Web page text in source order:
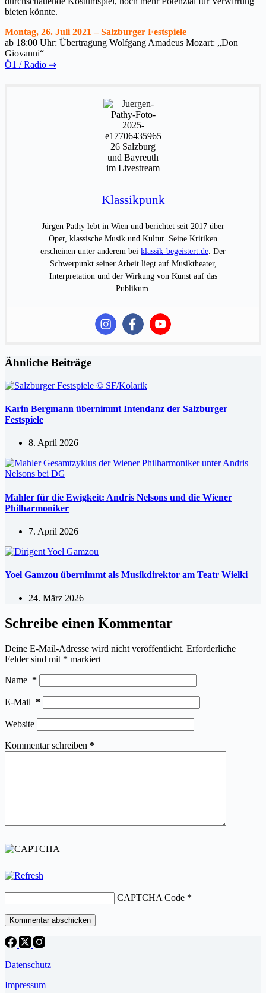
bieten könnte.
Montag, 26. Juli 2021 – Salzburger Festspiele
ab 18:00 Uhr: Übertragung Wolfgang Amadeus Mozart: „Don
Giovanni“
Ö1 / Radio ⇒
Klassikpunk
Jürgen Pathy lebt in Wien und berichtet seit 2017 über
Oper, klassische Musik und Kultur. Seine Kritiken
erscheinen unter anderem bei klassik-begeistert.de. Der
Schwerpunkt seiner Arbeit liegt auf Musiktheater,
Interpretation und der Wirkung von Kunst auf das
Publikum.
Ähnliche Beiträge
Karin Bergmann übernimmt Intendanz der Salzburger
Festspiele
8. April 2026
Mahler für die Ewigkeit: Andris Nelsons und die Wiener
Philharmoniker
7. April 2026
Yoel Gamzou übernimmt als Musikdirektor am Teatr Wielki
24. März 2026
Schreibe einen Kommentar
Deine E-Mail-Adresse wird nicht veröffentlicht. Erforderliche
Felder sind mit * markiert
Name *
E-Mail *
Website
Kommentar schreiben *
CAPTCHA Code *
Kommentar abschicken
Datenschutz
Impressum